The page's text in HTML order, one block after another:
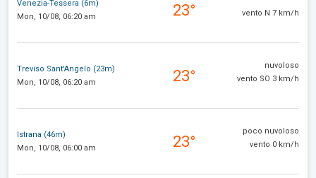
Venezia-Tessera (6m)
Mon, 10/08, 06:20 am
23°
vento N 7 km/h
Treviso Sant'Angelo (23m)
Mon, 10/08, 06:20 am
23°
nuvoloso
vento SO 3 km/h
Istrana (46m)
Mon, 10/08, 06:00 am
23°
poco nuvoloso
vento 0 km/h